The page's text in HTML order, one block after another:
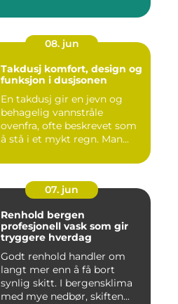
08. jun
Takdusj komfort, design og
funksjon i dusjsonen
En takdusj gir en jevn og
behagelig vannstråle
ovenfra, ofte beskrevet som
å stå i et mykt regn. Man...
07. jun
Renhold bergen
profesjonell vask som gir
tryggere hverdag
Godt renhold handler om
langt mer enn å få bort
synlig skitt. I bergensklima
med mye nedbør, skiften...